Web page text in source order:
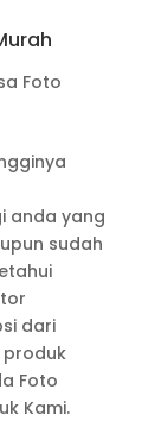
Foto
anda yang
sudah
dari
Foto
Kami.